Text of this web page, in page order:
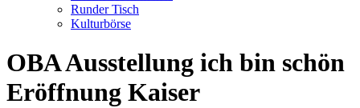
Runder Tisch
Kulturbörse
OBA Ausstellung ich bin schön
Eröffnung Kaiser